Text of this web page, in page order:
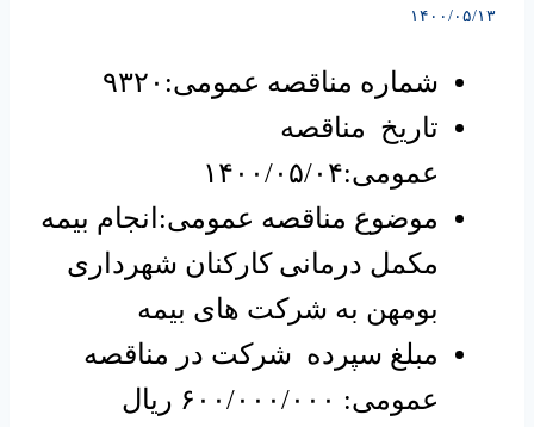
۱۴۰۰/۰۵/۱۳
شماره مناقصه عمومی:۹۳۲۰
تاریخ مناقصه
عمومی:۱۴۰۰/۰۵/۰۴
موضوع مناقصه عمومی:انجام بیمه
مکمل درمانی کارکنان شهرداری
بومهن به شرکت های بیمه
مبلغ سپرده شرکت در مناقصه
عمومی: ۶۰۰/۰۰۰/۰۰۰ ریال